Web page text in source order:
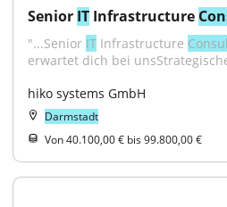
Senior IT Infrastructure
"...Senior IT Infrastructure
erwartet dich bei
hiko systems GmbH
Darmstadt
Von 40.100,00 € bis 99.800,00 €